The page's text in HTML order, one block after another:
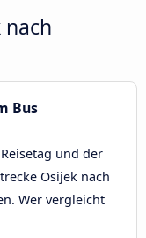
nach
Bus
und der
Osijek nach
Wer vergleicht